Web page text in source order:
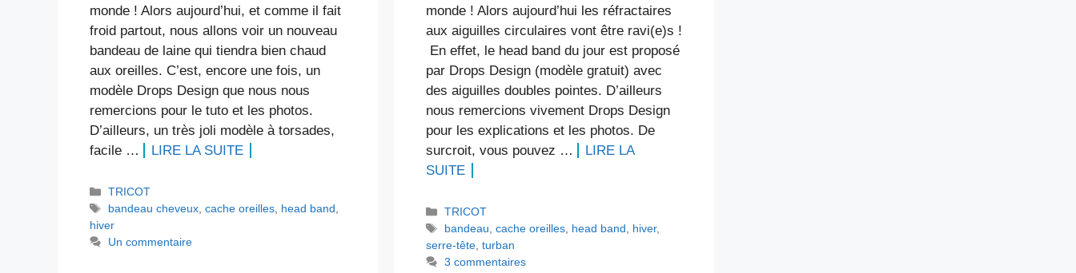
monde ! Alors aujourd’hui, et comme il fait
froid partout, nous allons voir un nouveau
bandeau de laine qui tiendra bien chaud
aux oreilles. C’est, encore une fois, un
modèle Drops Design que nous nous
remercions pour le tuto et les photos.
D’ailleurs, un très joli modèle à torsades,
facile …
LIRE LA SUITE
Catégories
TRICOT
Étiquettes
bandeau cheveux,cache oreilles, head band,
hiver
Un commentaire
monde ! Alors aujourd’hui les réfractaires
aux aiguilles circulaires vont être ravi(e)s !
En effet, le head band du jour est proposé
par Drops Design (modèle gratuit) avec
des aiguilles doubles pointes. D’ailleurs
nous remercions vivement Drops Design
pour les explications et les photos. De
surcroit, vous pouvez …
LIRE LA
SUITE
Catégories
TRICOT
Étiquettes
bandeau,cache oreilles, head band, hiver,
serre-tête, turban
3 commentaires